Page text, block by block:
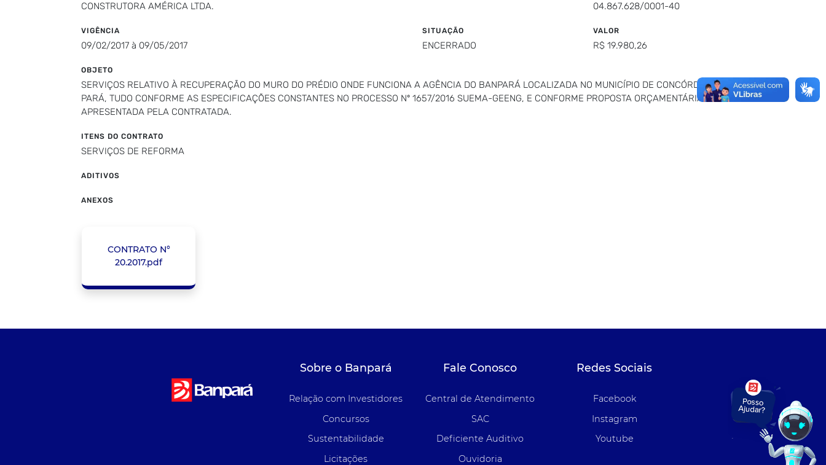
CONSTRUTORA AMÉRICA LTDA. 04.867.628/0001-40
VIGÊNCIA
09/02/2017 à 09/05/2017
SITUAÇÃO
ENCERRADO
VALOR
R$ 19.980,26
OBJETO
SERVIÇOS RELATIVO À RECUPERAÇÃO DO MURO DO PRÉDIO ONDE FUNCIONA A AGÊNCIA DO BANPARÁ LOCALIZADA NO MUNICÍPIO DE CONCÓRDIA DO
PARÁ, TUDO CONFORME AS ESPECIFICAÇÕES CONSTANTES NO PROCESSO Nº 1657/2016 SUEMA-GEENG, E CONFORME PROPOSTA ORÇAMENTÁRIA
APRESENTADA PELA CONTRATADA.
ITENS DO CONTRATO
SERVIÇOS DE REFORMA
ADITIVOS
ANEXOS
CONTRATO N°
20.2017.pdf
Sobre o Banpará
Relação com Investidores
Concursos
Sustentabilidade
Licitações
Fale Conosco
Central de Atendimento
SAC
Deficiente Auditivo
Ouvidoria
Redes Sociais
Facebook
Instagram
Youtube